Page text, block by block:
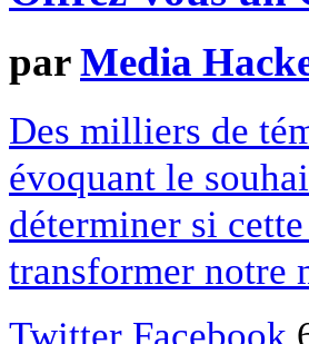
parMedia
Des milliers de
évoquant le
déterminer si
transformer notre